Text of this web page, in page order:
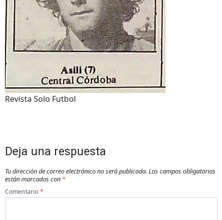
Revista Solo Futbol
Deja una respuesta
Tu dirección de correo electrónico no será publicada. Los campos obligatorios
están marcados con *
Comentario *